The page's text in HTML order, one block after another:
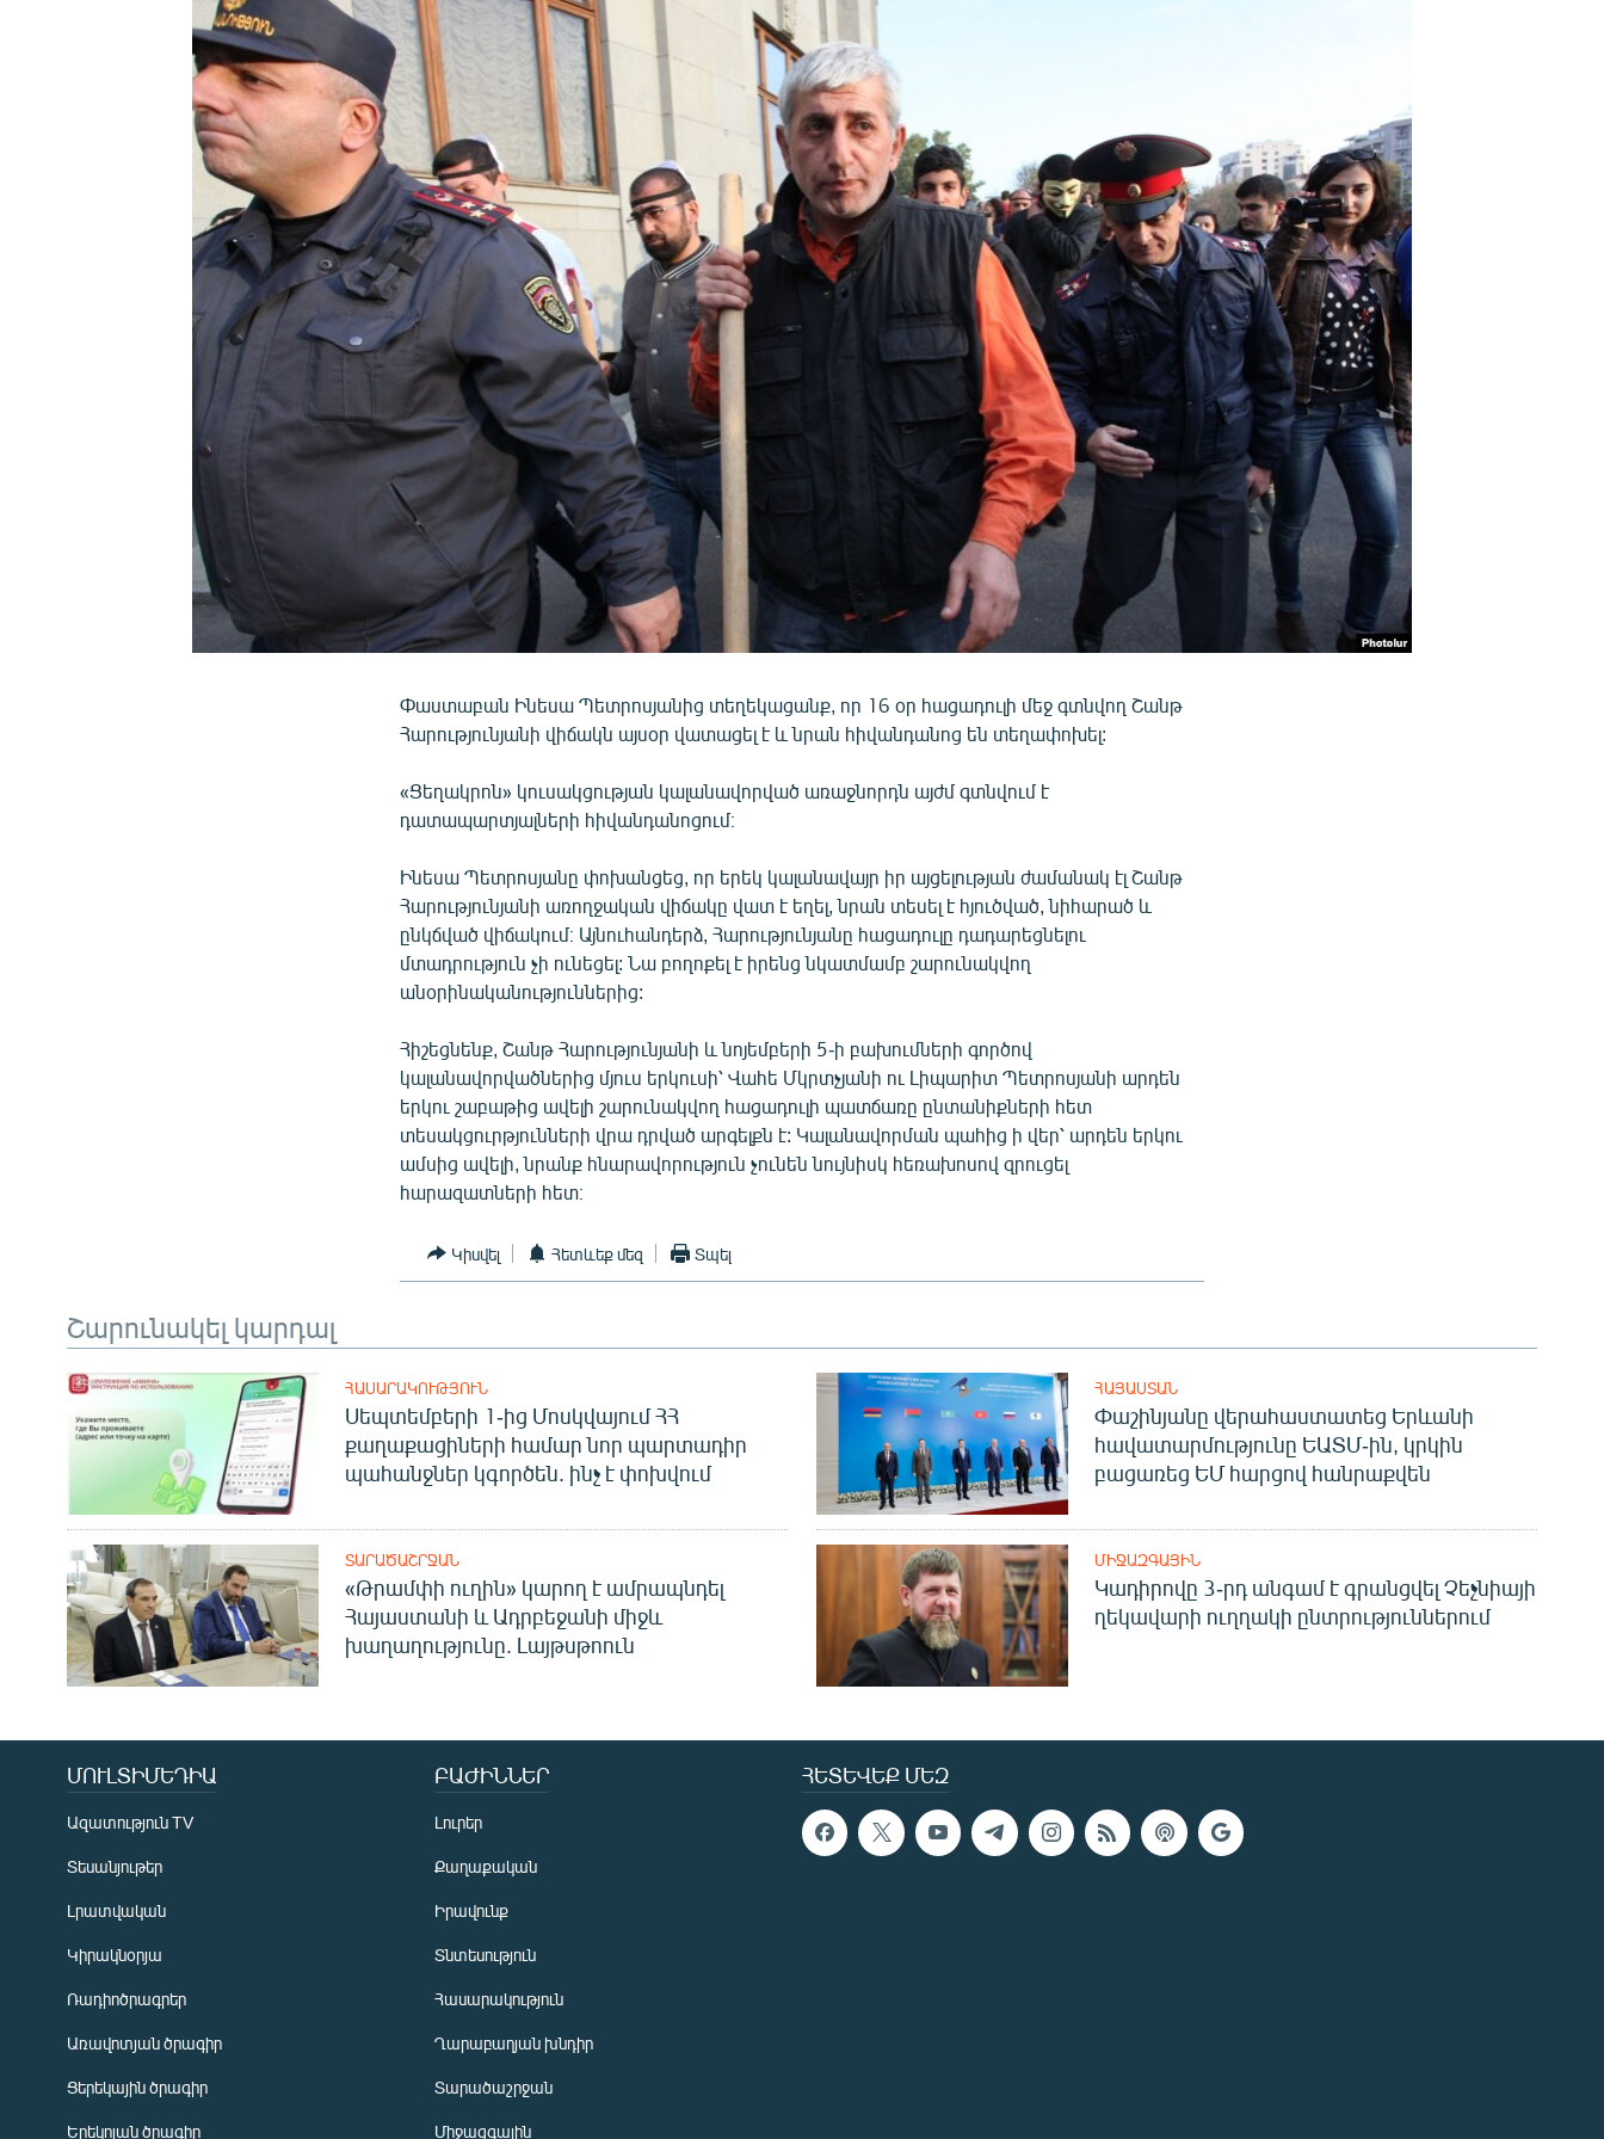
ՄԵԿՆԱԲԱՆՈՒԹՅՈՒՆ
ՁԳՏԵԼՈՎ ԼԱՎԱԳՈՒՅՆԻՆ
Փաստաբան Ինեսա Պետրոսյանից տեղեկացանք, որ 16 օր հացադուլի մեջ գտնվող Շանթ
Հարությունյանի վիճակն այսօր վատացել է և նրան հիվանդանոց են տեղափոխել:
«Ցեղակրոն» կուսակցության կալանավորված առաջնորդն այժմ գտնվում է
դատապարտյալների հիվանդանոցում։
Ինեսա Պետրոսյանը փոխանցեց, որ երեկ կալանավայր իր այցելության ժամանակ էլ Շանթ
Հարությունյանի առողջական վիճակը վատ է եղել, նրան տեսել է հյուծված, նիհարած և
ընկճված վիճակում։ Այնուհանդերձ, Հարությունյանը հացադուլը դադարեցնելու
մտադրություն չի ունեցել: Նա բողոքել է իրենց նկատմամբ շարունակվող
անօրինականություններից:
Հիշեցնենք, Շանթ Հարությունյանի և նոյեմբերի 5-ի բախումների գործով
կալանավորվածներից մյուս երկուսի՝ Վահե Մկրտչյանի ու Լիպարիտ Պետրոսյանի արդեն
երկու շաբաթից ավելի շարունակվող հացադուլի պատճառը ընտանիքների հետ
տեսակցուրթյունների վրա դրված արգելքն է: Կալանավորման պահից ի վեր՝ արդեն երկու
ամսից ավելի, նրանք հնարավորություն չունեն նույնիսկ հեռախոսով զրուցել
հարազատների հետ։
Կիսվել Հետևեք մեզ Տպել
Շարունակել կարդալ
ՀԱՍԱՐԱԿՈՒԹՅՈՒՆ
Սեպտեմբերի 1-ից Մոսկվայում ՀՀ
քաղաքացիների համար նոր պարտադիր
պահանջներ կգործեն. ինչ է փոխվում
ՀԱՅԱՍՏԱՆ
Փաշինյանը վերահաստատեց Երևանի
հավատարմությունը ԵԱՏՄ-ին, կրկին
բացառեց ԵՄ հարցով հանրաքվեն
ՏԱՐԱԾԱՇՐՋԱՆ
«Թրամփի ուղին» կարող է ամրապնդել
Հայաստանի և Ադրբեջանի միջև
խաղաղությունը. Լայթսթոուն
ՄԻՋԱԶԳԱՅԻՆ
Կադիրովը 3-րդ անգամ է գրանցվել Չեչնիայի
ղեկավարի ուղղակի ընտրություններում
ՀԵՏԵՎԵՔ ՄԵԶ
ՄՈՒԼՏԻՄԵԴԻԱ
Ազատություն TV
Տեսանյութեր
Լրատվական
Կիրակնօրյա
Ռադիոծրագրեր
Առավոտյան ծրագիր
Ցերեկային ծրագիր
Երեկոյան ծրագիր
ԲԱԺԻՆՆԵՐ
Լուրեր
Քաղաքական
Իրավունք
Տնտեսություն
Հասարակություն
Ղարաբաղյան խնդիր
Տարածաշրջան
Միջազգային